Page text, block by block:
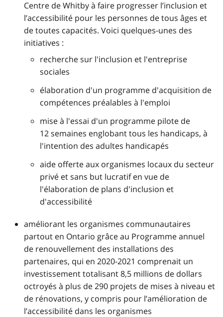
Centre de Whitby à faire progresser l’inclusion et
l’accessibilité pour les personnes de tous âges et
de toutes capacités. Voici quelques-unes des
initiatives :
recherche sur l'inclusion et l'entreprise
sociales
élaboration d'un programme d'acquisition de
compétences préalables à l'emploi
mise à l'essai d'un programme pilote de
12 semaines englobant tous les handicaps, à
l'intention des adultes handicapés
aide offerte aux organismes locaux du secteur
privé et sans but lucratif en vue de
l'élaboration de plans d'inclusion et
d'accessibilité
améliorant les organismes communautaires
partout en Ontario grâce au Programme annuel
de renouvellement des installations des
partenaires, qui en 2020-2021 comprenait un
investissement totalisant 8,5 millions de dollars
octroyés à plus de 290 projets de mises à niveau et
de rénovations, y compris pour l’amélioration de
l’accessibilité dans les organismes